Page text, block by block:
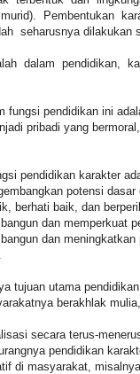
Pembentukan
seharusnya dilakukan
dalam pendidikan,
fungsi pendidikan ini
pribadi yang
pendidikan karakter
potensi
berhati baik, dan
dan memperkuat
dan
tujuan utama
berakhlak
secara terus-
pendidikan
di masyarakat,